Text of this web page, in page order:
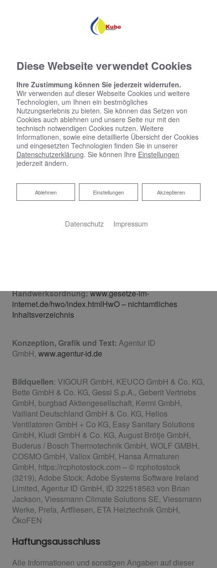
Impressum
Hendrik Kube
26757 Borkum
fa.kube@web.de
Handwerksordnung:www.gesetze-im-
internet.de/hwo/index.htmlHwO – nichtamtliches
Inhaltsverzeichnis
Konzeption, Grafik und Text: Agentur ID
GmbH, www.agentur-id.de
Bildquellen: VIGOUR GmbH, KEUCO GmbH & Co. KG,
Bette GmbH & Co. KG, Gessi S.p.A., Geberit Vertriebs
GmbH, burgbad Aktiengesellschaft, Kermi GmbH,
Vaillant Deutschland GmbH & Co. KG, Helios
Ventilatoren GmbH + Co KG, Easy Sanitary Solutions
GmbH, Kludi GmbH & Co. KG, August Brötje GmbH,
Buderus / Bosch Thermotechnik GmbH, WOLF GMBH,
COSMO GmbH, Vallox GmbH, Hansa Armaturen
GmbH, https://rcphotostock.com – © rcphotostock
(3219), Adobe Stock: Adobe Systems Software Ireland
Limited, Agentur ID GmbH, ID 322518563 von Brian
Jackson, Viessmann Climate Solutions SE, Viessmann
Werke, Prefa, Artfliesen, ETA Heiztechnik GmbH,
ÖkoFEN
Haftungsausschluss
Alle Informationen und sonstigen Angaben auf dieser
Diese Webseite verwendet Cookies
Ihre Zustimmung können Sie jederzeit widerrufen.
Wir verwenden auf dieser Webseite Cookies und weitere
Technologien, um Ihnen ein bestmögliches
Nutzungserlebnis zu bieten. Sie können das Setzen von
Cookies auch ablehnen und unsere Seite nur mit den
technisch notwendigen Cookies nutzen. Weitere
Informationen, sowie eine detaillierte Übersicht der Cookies
und eingesetzten Technologien finden Sie in unserer
Datenschutzerklärung. Sie können Ihre Einstellungen
jederzeit ändern.
Akzeptieren
Einstellungen
Ablehnen
Ablehnen
Datenschutz Impressum